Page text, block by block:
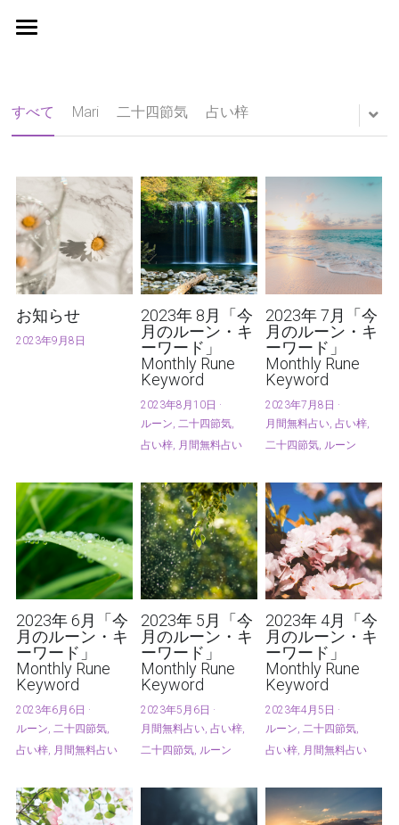
お客様の声
すべて Mari 二十四節気 占い梓
お知らせ
2023年9月8日
2023年 8月「今
月のルーン・キ
ーワード」
Monthly Rune
Keyword
2023年8月10日 ·
ルーン, 二十四節気,
占い梓, 月間無料占い
2023年 7月「今
月のルーン・キ
ーワード」
Monthly Rune
Keyword
2023年7月8日 ·
月間無料占い, 占い梓,
二十四節気, ルーン
2023年 6月「今
月のルーン・キ
ーワード」
Monthly Rune
Keyword
2023年6月6日 ·
ルーン, 二十四節気,
占い梓, 月間無料占い
2023年 5月「今
月のルーン・キ
ーワード」
Monthly Rune
Keyword
2023年5月6日 ·
月間無料占い, 占い梓,
二十四節気, ルーン
2023年 4月「今
月のルーン・キ
ーワード」
Monthly Rune
Keyword
2023年4月5日 ·
ルーン, 二十四節気,
占い梓, 月間無料占い